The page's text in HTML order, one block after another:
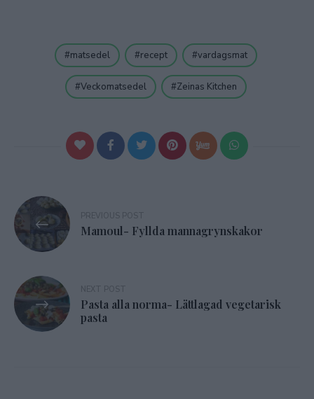
matsedel recept vardagsmat
Veckomatsedel Zeinas Kitchen
Inläggsnavigering
Mamoul- Fyllda mannagrynskakor
Pasta alla norma- Lättlagad vegetarisk
pasta